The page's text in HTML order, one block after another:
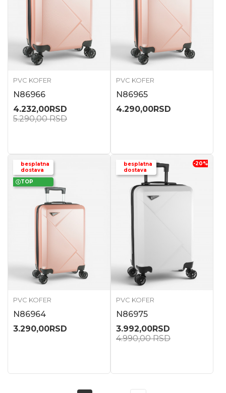
PVC KOFER
N86966
4.232,00RSD
5.290,00RSD
PVC KOFER
N86965
4.290,00RSD
besplatna
dostava
TOP
PVC KOFER
N86964
3.290,00RSD
besplatna
dostava
-20%
PVC KOFER
N86975
3.992,00RSD
4.990,00RSD